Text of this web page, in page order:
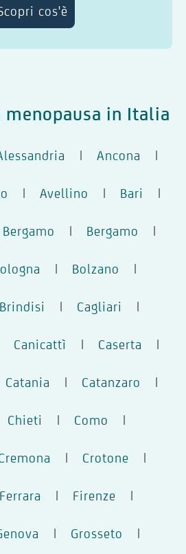
cos'è
in Italia
| Ancona |
| Avellino | Bari |
Bergamo | Bergamo |
| Bolzano |
Brindisi | Cagliari |
Canicattì | Caserta |
Catania | Catanzaro |
Chieti | Como |
| Crotone |
Ferrara | Firenze |
| Grosseto |